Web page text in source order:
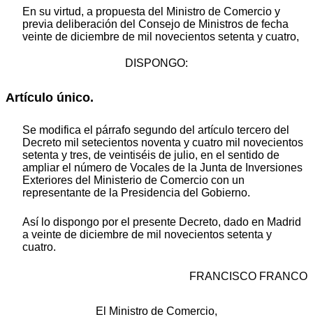
En su virtud, a propuesta del Ministro de Comercio y
previa deliberación del Consejo de Ministros de fecha
veinte de diciembre de mil novecientos setenta y cuatro,
DISPONGO:
Artículo único.
Se modifica el párrafo segundo del artículo tercero del
Decreto mil setecientos noventa y cuatro mil novecientos
setenta y tres, de veintiséis de julio, en el sentido de
ampliar el número de Vocales de la Junta de Inversiones
Exteriores del Ministerio de Comercio con un
representante de la Presidencia del Gobierno.
Así lo dispongo por el presente Decreto, dado en Madrid
a veinte de diciembre de mil novecientos setenta y
cuatro.
FRANCISCO FRANCO
El Ministro de Comercio,